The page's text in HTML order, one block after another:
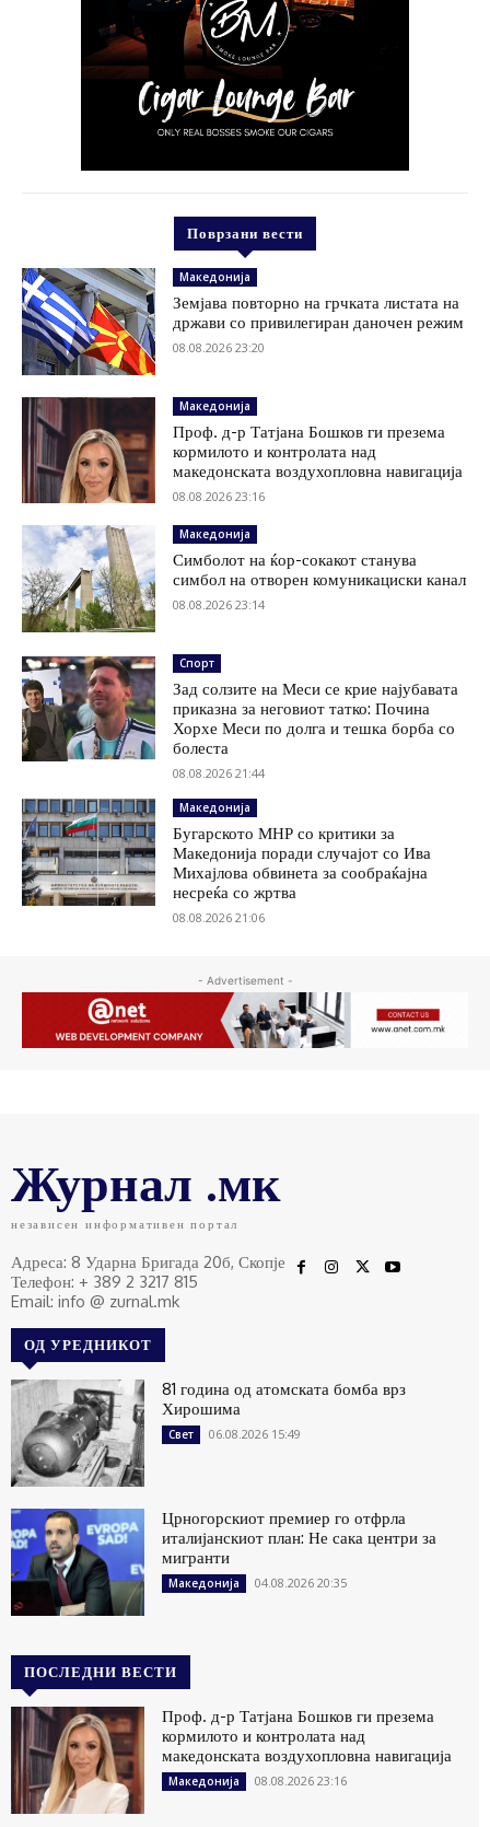
Поврзани вести
Македонија
Земјава повторно на грчката листата на
држави со привилегиран даночен режим
08.08.2026 23:20
Македонија
Проф. д-р Татјана Бошков ги презема
кормилото и контролата над
македонската воздухопловна навигација
08.08.2026 23:16
Македонија
Симболот на ќор-сокакот станува
симбол на отворен комуникациски канал
08.08.2026 23:14
Спорт
Зад солзите на Меси се крие најубавата
приказна за неговиот татко: Почина
Хорхе Меси по долга и тешка борба со
болеста
08.08.2026 21:44
Македонија
Бугарското МНР со критики за
Македонија поради случајот со Ива
Михајлова обвинета за сообраќајна
несреќа со жртва
08.08.2026 21:06
- Advertisement -
Журнал .мк
независен информативен портал
Адреса: 8 Ударна Бригада 20б, Скопје
Телефон: + 389 2 3217 815
Email: info @ zurnal.mk
ОД УРЕДНИКОТ
81 година од атомската бомба врз
Хирошима
Свет 06.08.2026 15:49
Црногорскиот премиер го отфрла
италијанскиот план: Не сака центри за
мигранти
Македонија 04.08.2026 20:35
ПОСЛЕДНИ ВЕСТИ
Проф. д-р Татјана Бошков ги презема
кормилото и контролата над
македонската воздухопловна навигација
Македонија 08.08.2026 23:16